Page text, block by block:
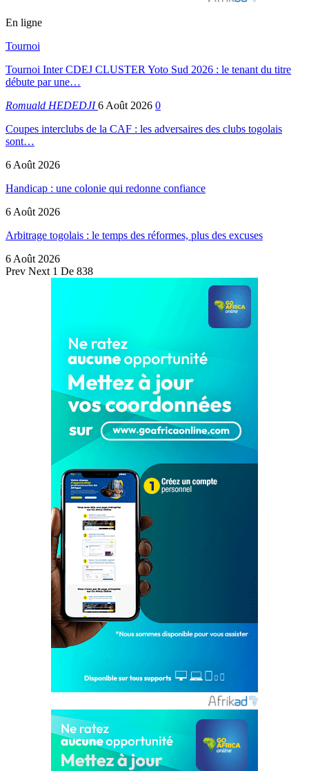
En ligne
Tournoi
Tournoi Inter CDEJ CLUSTER Yoto Sud 2026 : le tenant du titre
débute par une…
Romuald HEDEDJI6 Août 2026 0
Coupes interclubs de la CAF : les adversaires des clubs togolais
sont…
6 Août 2026
Handicap : une colonie qui redonne confiance
6 Août 2026
Arbitrage togolais : le temps des réformes, plus des excuses
6 Août 2026
Prev Next 1 De 838